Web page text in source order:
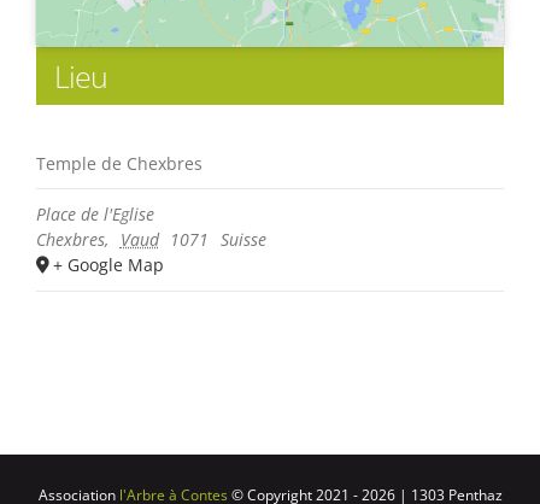
Lieu
Temple de Chexbres
Place de l'Eglise
Chexbres, Vaud 1071
Suisse
+ Google Map
Associationl'Arbre à Contes © Copyright 2021 -2026 | 1303 Penthaz